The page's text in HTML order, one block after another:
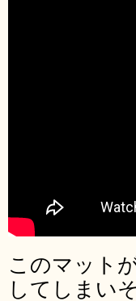
このマット
してしまい